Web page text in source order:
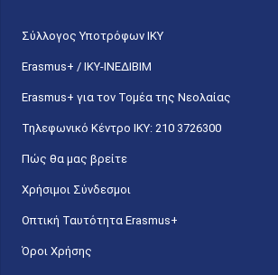
Σύλλογος Υποτρόφων ΙΚΥ
Erasmus+ / ΙΚΥ-ΙΝΕΔΙΒΙΜ
Erasmus+ για τον Τομέα της Νεολαίας
Τηλεφωνικό Κέντρο IKY: 210 3726300
Πώς θα μας βρείτε
Χρήσιμοι Σύνδεσμοι
Οπτική Ταυτότητα Erasmus+
Όροι Χρήσης